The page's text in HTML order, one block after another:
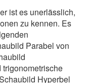
ist es unerlässlich,
zu kennen. Es
Parabel von
Hyperbel